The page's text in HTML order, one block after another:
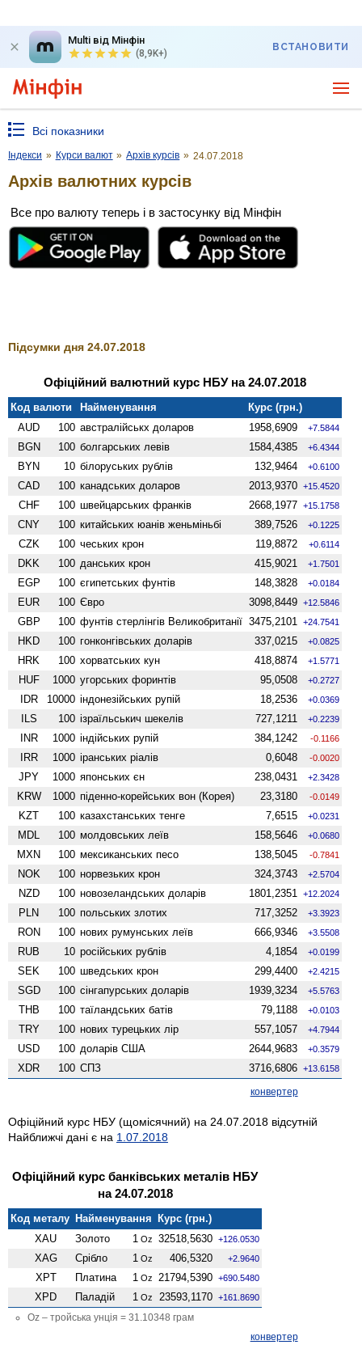
Multi від Мінфін
(8,9K+)
ВСТАНОВИТИ
Всі показники
Індекси » Курси валют » Архів курсів » 24.07.2018
Архів валютних курсів
Все про валюту теперь і в застосунку від Мінфін
Підсумки дня 24.07.2018
Офіційний валютний курс НБУ на 24.07.2018
Код валюти Найменування
Курс (грн.)
AUD
100 австралійськх доларов 1958,6909 +7.5844
BGN 100 болгарських левів 1584,4385 +6.4344
BYN 10 білоруських рублів 132,9464 +0.6100
CAD 100 канадських доларов 2013,9370 +15.4520
CHF 100 швейцарських франків 2668,1977 +15.1758
CNY 100 китайських юанів женьмiньбi 389,7526 +0.1225
CZK 100 чеських крон 119,8872 +0.6114
DKK 100 данських крон 415,9021 +1.7501
EGP 100 єгипетських фунтів 148,3828 +0.0184
EUR 100 Євро 3098,8449 +12.5846
GBP 100 фунтів стерлінгів Велико­британії 3475,2101 +24.7541
HKD 100 гонконгівських доларів 337,0215 +0.0825
HRK 100 хорватських кун 418,8874 +1.5771
HUF 1000 угорських форинтів 95,0508 +0.2727
IDR 10000 індонезійських рупій 18,2536 +0.0369
ILS 100 ізраїльськич шекелів 727,1211 +0.2239
INR 1000 індійських рупій 384,1242 -0.1166
IRR 1000 іранських ріалів 0,6048 -0.0020
JPY 1000 японських єн 238,0431 +2.3428
KRW 1000 піденно-корейських вон (Корея) 23,3180 -0.0149
KZT 100 казахстанських тенге 7,6515 +0.0231
MDL 100 молдовських леїв 158,5646 +0.0680
MXN 100 мексиканських песо 138,5045 -0.7841
NOK 100 норвезьких крон 324,3743 +2.5704
NZD 100 ново­зеландських доларів 1801,2351 +12.2024
PLN 100 польських злотих 717,3252 +3.3923
RON 100 нових румунських леїв 666,9346 +3.5508
RUB 10 російських рублів 4,1854 +0.0199
SEK 100 шведських крон 299,4400 +2.4215
SGD 100 сінгапурських доларів 1939,3234 +5.5763
THB 100 таїландських батів 79,1188 +0.0103
TRY 100 нових турецьких лір 557,1057 +4.7944
USD 100 доларів США 2644,9683 +0.3579
XDR 100 СПЗ 3716,6806 +13.6158
конвертер
Офіційний курс НБУ (щомісячний) на 24.07.2018 відсутній
Найближчі дані є на 1.07.2018
Офіційний курс банківських металів НБУ
на 24.07.2018
Код металу Найменування Курс (грн.)
XAU
Золото 1 Oz 32518,5630 +126.0530
XAG Срібло 1 Oz 406,5320 +2.9640
XPT Платина 1 Oz 21794,5390 +690.5480
XPD Паладій 1 Oz 23593,1170 +161.8690
Oz – тройська унція = 31.10348 грам
конвертер